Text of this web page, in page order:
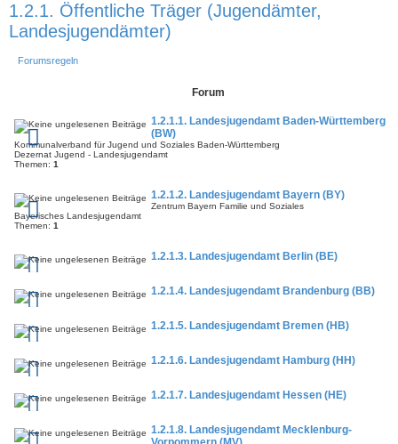
1.2.1. Öffentliche Träger (Jugendämter,
Landesjugendämter)
Forumsregeln
Forum
1.2.1.1. Landesjugendamt Baden-Württemberg
(BW)
Kommunalverband für Jugend und Soziales Baden-Württemberg
Dezernat Jugend - Landesjugendamt
Themen: 1
1.2.1.2. Landesjugendamt Bayern (BY)
Zentrum Bayern Familie und Soziales
Bayerisches Landesjugendamt
Themen: 1
1.2.1.3. Landesjugendamt Berlin (BE)
1.2.1.4. Landesjugendamt Brandenburg (BB)
1.2.1.5. Landesjugendamt Bremen (HB)
1.2.1.6. Landesjugendamt Hamburg (HH)
1.2.1.7. Landesjugendamt Hessen (HE)
1.2.1.8. Landesjugendamt Mecklenburg-